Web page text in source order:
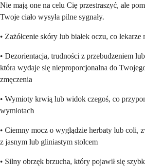
Nie mają one na celu Cię przestraszyć, ale
Twoje ciało wysyła pilne sygnały.
• Zażółcenie skóry lub białek oczu, co lekarze
• Dezorientacja, trudności z przebudzeniem
która wydaje się nieproporcjonalna do
zmęczenia
• Wymioty krwią lub widok czegoś, co
wymiotach
• Ciemny mocz o wyglądzie herbaty lub coli,
z jasnym lub gliniastym stolcem
• Silny obrzęk brzucha, który pojawił się